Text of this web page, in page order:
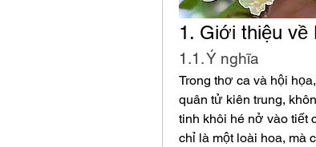
1. Giới thiệu về
1.1. Ý nghĩa
Trong thơ ca và hội
quân tử kiên trung,
tinh khôi hé nở vào tiết
chỉ là một loài hoa, mà